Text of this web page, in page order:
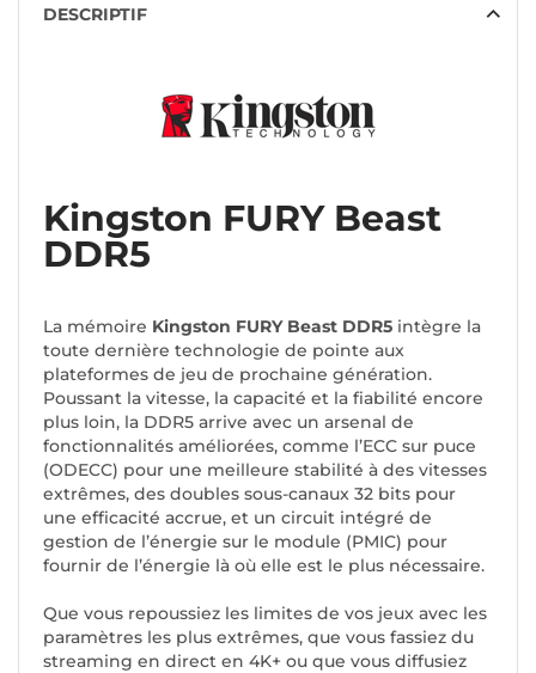
DESCRIPTIF
Kingston FURY Beast
DDR5
La mémoire Kingston FURY Beast DDR5 intègre la
toute dernière technologie de pointe aux
plateformes de jeu de prochaine génération.
Poussant la vitesse, la capacité et la fiabilité encore
plus loin, la DDR5 arrive avec un arsenal de
fonctionnalités améliorées, comme l’ECC sur puce
(ODECC) pour une meilleure stabilité à des vitesses
extrêmes, des doubles sous-canaux 32 bits pour
une efficacité accrue, et un circuit intégré de
gestion de l’énergie sur le module (PMIC) pour
fournir de l’énergie là où elle est le plus nécessaire.
Que vous repoussiez les limites de vos jeux avec les
paramètres les plus extrêmes, que vous fassiez du
streaming en direct en 4K+ ou que vous diffusiez